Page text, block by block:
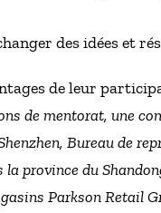
des idées et
de leur
de mentorat, une
Bureau de
province du
Parkson Retail